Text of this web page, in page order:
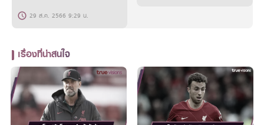
29 ส.ค. 2566 9:29 น.
เรื่องที่น่าสนใจ